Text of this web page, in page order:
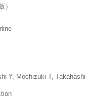
）
Y, Mochizuki T,